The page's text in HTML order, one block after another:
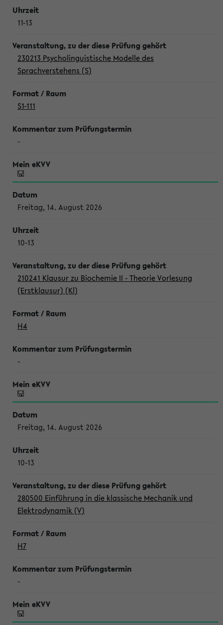
11-13
230213 Psycholinguistische Modelle des
Sprachverstehens (S)
S1-111
-
Freitag, 14. August 2026
10-13
210241 Klausur zu Biochemie II - Theorie Vorlesung
(Erstklausur) (Kl)
H4
-
Freitag, 14. August 2026
10-13
280500 Einführung in die klassische Mechanik und
Elektrodynamik (V)
H7
-